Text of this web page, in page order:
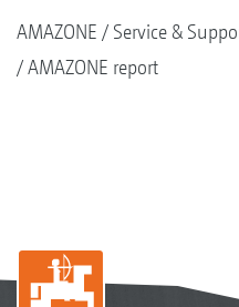
AMAZONE Service &
AMAZONE report